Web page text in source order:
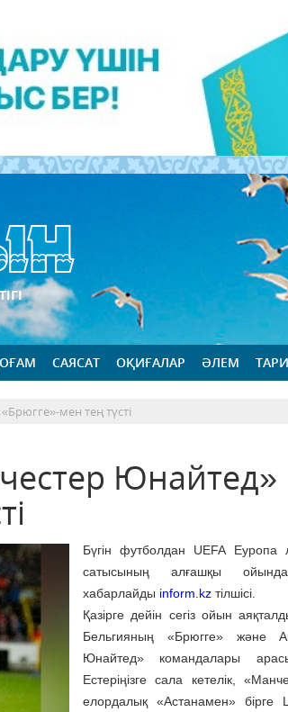
САЯСАТ ОҚИҒАЛАР ӘЛЕМ
мен тең түсті
Юнайтед»
Бүгін футболдан UEFA
сатысының алғашқы
хабарлайды inform.kz тілшісі.
Қазірге дейін сегіз ойын
Бельгияның «Брюгге» және
Юнайтед» командалары
Естеріңізге сала кетелік,
елордалық «Астанамен» бірге